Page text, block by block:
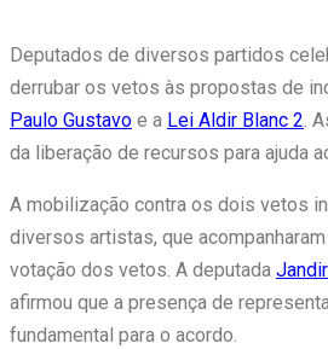
Deputados de diversos partidos
derrubar os vetos às propostas de
Paulo Gustavo e a Lei Aldir Blanc 2.
da liberação de recursos para ajuda
A mobilização contra os dois vetos
diversos artistas, que
votação dos vetos. A deputada
afirmou que a presença de
fundamental para o acordo.